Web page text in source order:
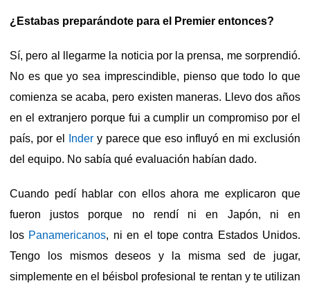
¿Estabas preparándote para el Premier entonces?
Sí, pero al llegarme la noticia por la prensa, me sorprendió.
No es que yo sea imprescindible, pienso que todo lo que
comienza se acaba, pero existen maneras. Llevo dos años
en el extranjero porque fui a cumplir un compromiso por el
país, por el
Inder y parece que eso influyó en mi exclusión
del equipo. No sabía qué evaluación habían dado.
Cuando pedí hablar con ellos ahora me explicaron que
fueron justos porque no rendí ni en Japón, ni en
los Panamericanos, ni en el tope contra Estados Unidos.
Tengo los mismos deseos y la misma sed de jugar,
simplemente en el béisbol profesional te rentan y te utilizan